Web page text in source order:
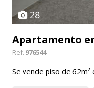
28
Apartamento
Ref. 976544
Se vende piso de 62m²